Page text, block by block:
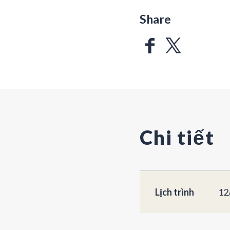
Share
Chi tiết
Lịch trình